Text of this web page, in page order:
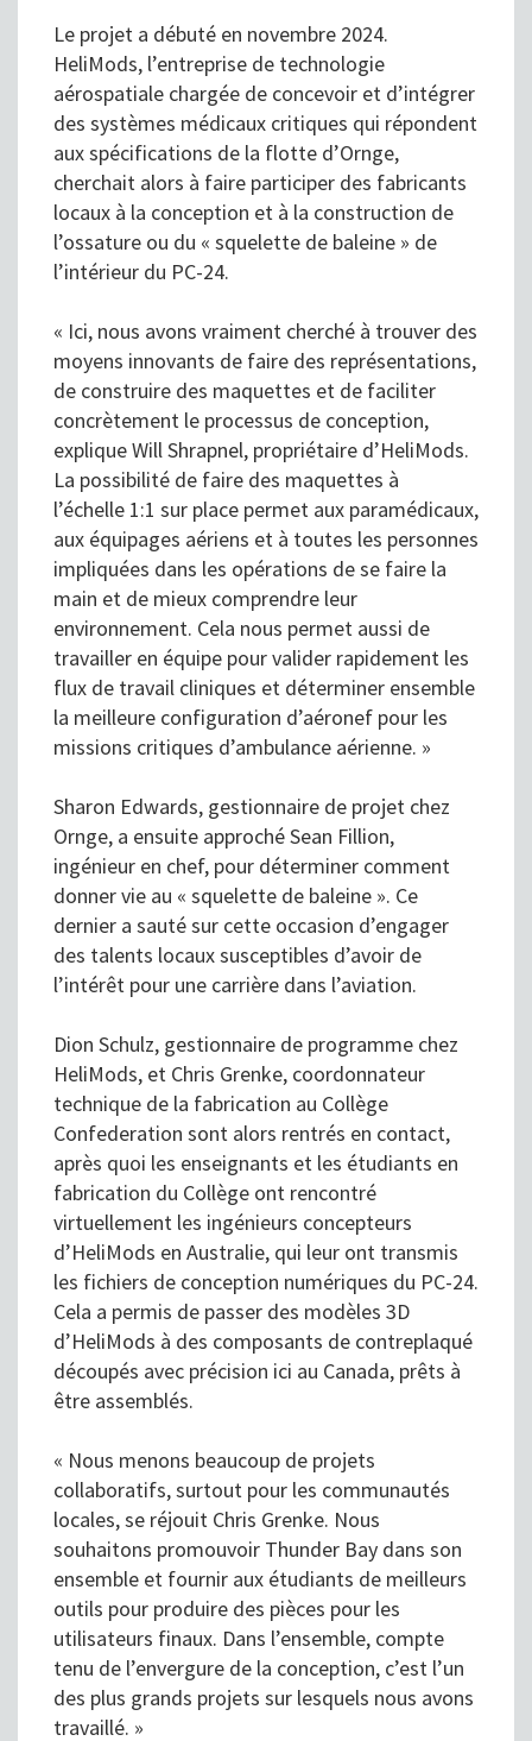
Le projet a débuté en novembre 2024.
HeliMods, l’entreprise de technologie
aérospatiale chargée de concevoir et d’intégrer
des systèmes médicaux critiques qui répondent
aux spécifications de la flotte d’Ornge,
cherchait alors à faire participer des fabricants
locaux à la conception et à la construction de
l’ossature ou du « squelette de baleine » de
l’intérieur du PC-24.
« Ici, nous avons vraiment cherché à trouver des
moyens innovants de faire des représentations,
de construire des maquettes et de faciliter
concrètement le processus de conception,
explique Will Shrapnel, propriétaire d’HeliMods.
La possibilité de faire des maquettes à
l’échelle 1:1 sur place permet aux paramédicaux,
aux équipages aériens et à toutes les personnes
impliquées dans les opérations de se faire la
main et de mieux comprendre leur
environnement. Cela nous permet aussi de
travailler en équipe pour valider rapidement les
flux de travail cliniques et déterminer ensemble
la meilleure configuration d’aéronef pour les
missions critiques d’ambulance aérienne. »
Sharon Edwards, gestionnaire de projet chez
Ornge, a ensuite approché Sean Fillion,
ingénieur en chef, pour déterminer comment
donner vie au « squelette de baleine ». Ce
dernier a sauté sur cette occasion d’engager
des talents locaux susceptibles d’avoir de
l’intérêt pour une carrière dans l’aviation.
Dion Schulz, gestionnaire de programme chez
HeliMods, et Chris Grenke, coordonnateur
technique de la fabrication au Collège
Confederation sont alors rentrés en contact,
après quoi les enseignants et les étudiants en
fabrication du Collège ont rencontré
virtuellement les ingénieurs concepteurs
d’HeliMods en Australie, qui leur ont transmis
les fichiers de conception numériques du PC-24.
Cela a permis de passer des modèles 3D
d’HeliMods à des composants de contreplaqué
découpés avec précision ici au Canada, prêts à
être assemblés.
« Nous menons beaucoup de projets
collaboratifs, surtout pour les communautés
locales, se réjouit Chris Grenke. Nous
souhaitons promouvoir Thunder Bay dans son
ensemble et fournir aux étudiants de meilleurs
outils pour produire des pièces pour les
utilisateurs finaux. Dans l’ensemble, compte
tenu de l’envergure de la conception, c’est l’un
des plus grands projets sur lesquels nous avons
travaillé. »